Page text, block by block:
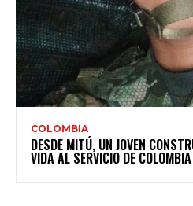
COLOMBIA
DESDE MITÚ, UN JOVEN
VIDA AL SERVICIO DE COLOMBIA